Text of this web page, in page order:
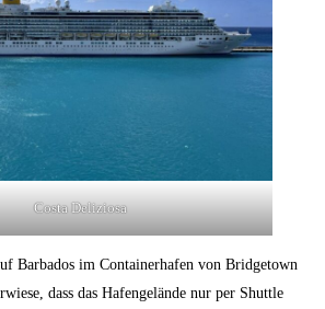
Costa Deliziosa
Barbados im Containerhafen von Bridgetown
dass das Hafengelände nur per Shuttle